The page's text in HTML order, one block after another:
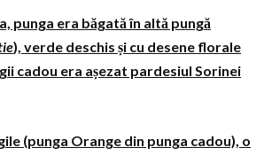
punga era băgată în altă pungă
), verde deschis și cu desene florale
cadou era așezat pardesiul Sorinei
(punga Orange din punga cadou), o